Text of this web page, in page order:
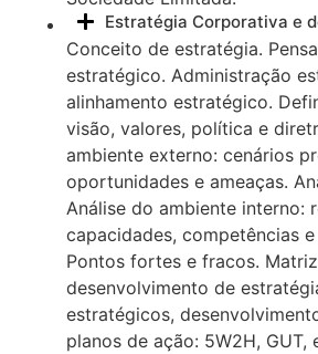
Estratégia Corporativa e
Conceito de estratégia.
estratégico. Administração
alinhamento estratégico.
visão, valores, política e
ambiente externo: cenários
oportunidades e ameaças.
Análise do ambiente interno:
capacidades, competências
Pontos fortes e fracos.
desenvolvimento de
estratégicos,
planos de ação: 5W2H, GUT,